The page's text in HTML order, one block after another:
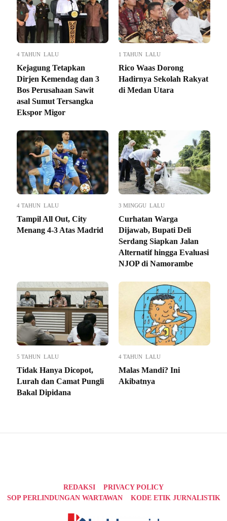
4 TAHUN LALU
Kejagung Tetapkan
Dirjen Kemendag dan 3
Bos Perusahaan Sawit
asal Sumut Tersangka
Ekspor Migor
1 TAHUN LALU
Rico Waas Dorong
Hadirnya Sekolah Rakyat
di Medan Utara
4 TAHUN LALU
Tampil All Out, City
Menang 4-3 Atas Madrid
3 MINGGU LALU
Curhatan Warga
Dijawab, Bupati Deli
Serdang Siapkan Jalan
Alternatif hingga Evaluasi
NJOP di Namorambe
5 TAHUN LALU
Tidak Hanya Dicopot,
Lurah dan Camat Pungli
Bakal Dipidana
4 TAHUN LALU
Malas Mandi? Ini
Akibatnya
REDAKSI
PRIVACY POLICY
SOP PERLINDUNGAN WARTAWAN
KODE ETIK JURNALISTIK